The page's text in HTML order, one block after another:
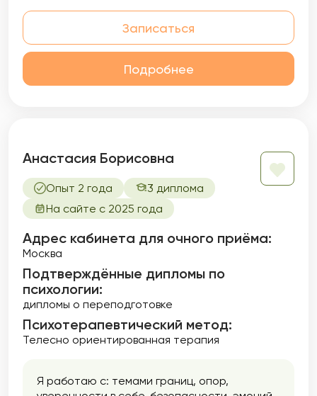
Записаться
Подробнее
Анастасия Борисовна
Опыт 2 года
3 диплома
На сайте с 2025 года
Адрес кабинета для очного приёма:
Москва
Подтверждённые дипломы по
психологии:
дипломы о переподготовке
Психотерапевтический метод:
Телесно ориентированная терапия
Я работаю с: темами границ, опор,